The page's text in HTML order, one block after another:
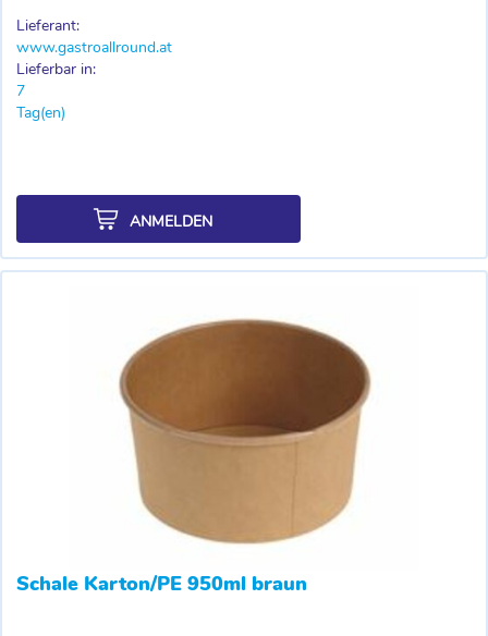
Lieferant:
www.gastroallround.at
Lieferbar in:
7
Tag(en)
ANMELDEN
Schale Karton/PE 950ml braun